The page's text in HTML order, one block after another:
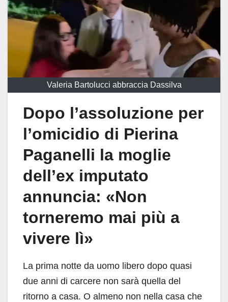
Valeria Bartolucci abbraccia Dassilva
Dopo l’assoluzione per
l’omicidio di Pierina
Paganelli la moglie
dell’ex imputato
annuncia: «Non
torneremo mai più a
vivere lì»
La prima notte da uomo libero dopo quasi
due anni di carcere non sarà quella del
ritorno a casa. O almeno non nella casa che